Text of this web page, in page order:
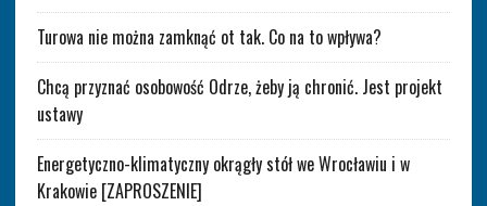
Turowa nie można zamknąć ot tak. Co na to wpływa?
Chcą przyznać osobowość Odrze, żeby ją chronić. Jest projekt
ustawy
Energetyczno-klimatyczny okrągły stół we Wrocławiu i w
Krakowie [ZAPROSZENIE]